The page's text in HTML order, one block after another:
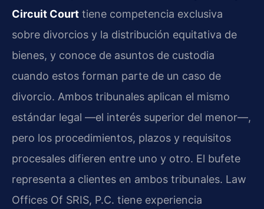
Circuit Court tiene competencia exclusiva
sobre divorcios y la distribución equitativa de
bienes, y conoce de asuntos de custodia
cuando estos forman parte de un caso de
divorcio. Ambos tribunales aplican el mismo
estándar legal —el interés superior del menor—,
pero los procedimientos, plazos y requisitos
procesales difieren entre uno y otro. El bufete
representa a clientes en ambos tribunales. Law
Offices Of SRIS, P.C. tiene experiencia